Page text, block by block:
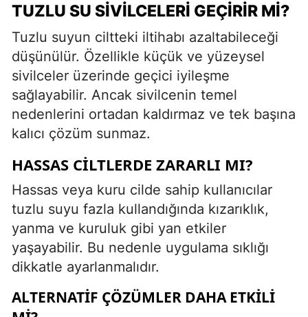
TUZLU SU SIVILCELERI GEÇIRIR MI?
Tuzlu suyun ciltteki iltihabı azaltabileceği
düşünülür. Özellikle küçük ve yüzeysel
sivilceler üzerinde geçici iyileşme
sağlayabilir. Ancak sivilcenin temel
nedenlerini ortadan kaldırmaz ve tek başına
kalıcı çözüm sunmaz.
HASSAS CILTLERDE ZARARLI MI?
Hassas veya kuru cilde sahip kullanıcılar
tuzlu suyu fazla kullandığında kızarıklık,
yanma ve kuruluk gibi yan etkiler
yaşayabilir. Bu nedenle uygulama sıklığı
dikkatle ayarlanmalıdır.
ALTERNATIF ÇÖZÜMLER DAHA ETKILI